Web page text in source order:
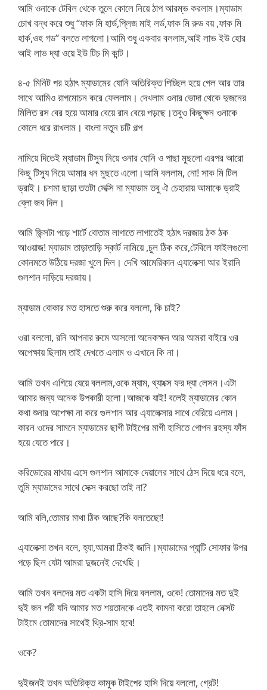
আমি ওনাকে টেবিল থেকে তুলে কোলে নিয়ে ঠাপ আরম্ভ করলাম।ম্যাডাম
চোখ বন্ধ করে শুধু “ফাক মি হার্ড,প্লিজ মাই লর্ড,ফাক মি রুড বয় ,ফাক মি
হার্ক,ওহ গড” বলতে লাগলো।আমি শুধু একবার বললাম,আই লাভ ইউ হোর
আই লাভ দ্যা ওয়ে ইউ টিচ মি কান্ট।
৪-৫ মিনিট পর হঠাৎ ম্যাডামের যোনি অতিরিক্ত পিচ্ছিল হয়ে গেল আর তার
সাথে আমিও রাগমোচন করে ফেললাম। দেখলাম ওনার ভোদা থেকে দুজনের
মিলিত রস বের হয়ে আমার বেয়ে রান বেয়ে পড়ছে।তবুও কিছুক্ষন ওনাকে
কোলে ধরে রাখলাম। বাংলা নতুন চটি গল্প
নামিয়ে দিতেই ম্যাডাম টিস্যু নিয়ে ওনার যোনি ও পাছা মুছলো এরপর আরো
কিছু টিস্যু নিয়ে আমার ধন মুছতে এলো।আমি বললাম, নো! সাক মি টিল
ড্রাই। চশমা ছাড়া ততটা সেক্সি না ম্যাডাম তবু ঐ চেহারায় আমাকে ড্রাই
ব্লো জব দিল।
আমি জিন্সটা পড়ে শার্টে বোতাম লাগাতে লাগাতেই হঠাৎ দরজায় ঠক ঠক
আওয়াজ! ম্যাডাম তাড়াতাড়ি স্কার্ট নামিয়ে ,চুল ঠিক করে,টেবিলে ফাইলগুলো
কোনমতে উঠিয়ে দরজা খুলে দিল। দেখি আমেরিকান এ্যালেক্সা আর ইরানি
গুলশান দাড়িয়ে দরজায়।
ম্যাডাম বোকার মত হাসতে শুরু করে বললো, কি চাই?
ওরা বললো, রনি আপনার রুমে আসলো অনেকক্ষন আর আমরা বাইরে ওর
অপেক্ষায় ছিলাম তাই দেখতে এলাম ও এখানে কি না।
আমি তখন এগিয়ে যেয়ে বললাম,ওকে ম্যাম, থ্যাংক্স ফর দ্যা লেসন।এটা
আমার জন্য অনেক উপকারী হলো।আজকে যাই! বলেই ম্যাডামের কোন
কথা শুনার অপেক্ষা না করে গুলশান আর এ্যালেক্সার সাথে বেরিয়ে এলাম।
কারন ওদের সামনে ম্যাডামের ছাগী টাইপের মাগী হাসিতে গোপন রহস্য ফাঁস
হয়ে যেতে পারে।
করিডোরের মাথায় এসে গুলশান আমাকে দেয়ালের সাথে ঠেস দিয়ে ধরে বলে,
তুমি ম্যাডামের সাথে সেক্স করছো তাই না?
আমি বলি,তোমার মাথা ঠিক আছে?কি বলতেছো!
এ্যালেক্সা তখন বলে, হ্যা,আমরা ঠিকই জানি।ম্যাডামের প্যান্টি সোফার উপর
পড়ে ছিল যেটা আমরা দুজনেই দেখেছি।
আমি তখন বলদের মত একটা হাসি দিয়ে বললাম, ওকে! তোমাদের মত দুই
দুই জন পরী যদি আমার মত শয়তানকে এতই কামনা করো তাহলে নেক্সট
টাইমে তোমাদের সাথেই থ্রি-সাম হবে!
ওকে?
দুইজনই তখন অতিরিক্ত কামুক টাইপের হাসি দিয়ে বললো, গ্রেট!